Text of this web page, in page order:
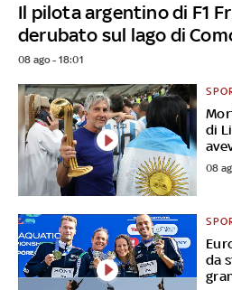
Il pilota argentino di F1
derubato sul lago di
08 ago - 18:01
di
08
da